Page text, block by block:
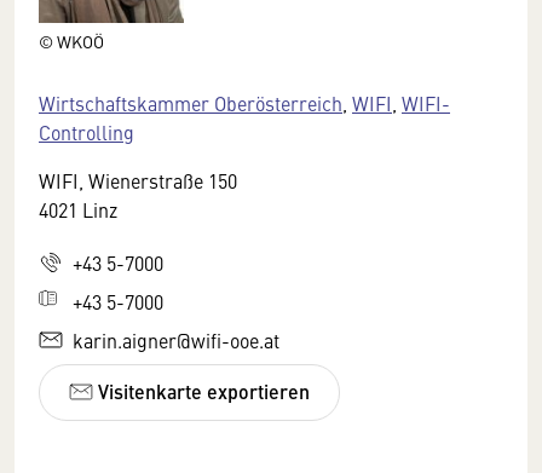
© WKOÖ
Wirtschaftskammer Oberösterreich, WIFI, WIFI-
Controlling
WIFI, Wienerstraße 150
4021 Linz
+43 5-7000
+43 5-7000
karin.aigner@wifi-ooe.at
Visitenkarte exportieren